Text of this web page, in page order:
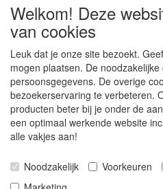
Lenianel
© Copyright
Welkom! Deze
van cookies
Leuk dat je onze site bezoekt.
mogen plaatsen. De
persoonsgegevens. De overige
bezoekerservaring te verbeteren.
producten beter bij je onder de
een optimaal werkende website
alle vakjes aan!
Noodzakelijk Voorkeuren